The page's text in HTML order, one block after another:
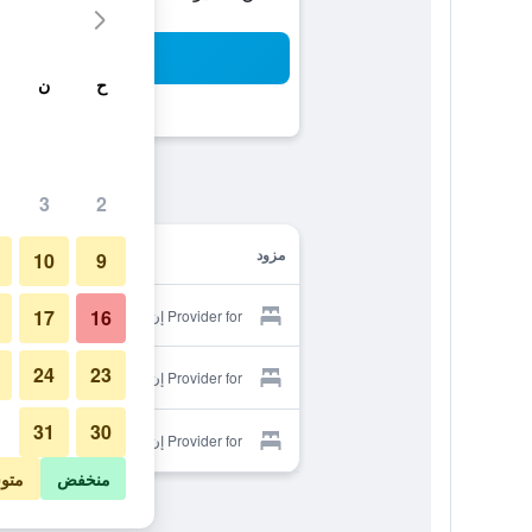
مزود
Provider for إن جيونجو جيست هوتل
Provider for إن جيونجو جيست هوتل
Provider for إن جيونجو جيست هوتل
ح ن
2
3
9
10
16
17
23
24
30
31
منخفض